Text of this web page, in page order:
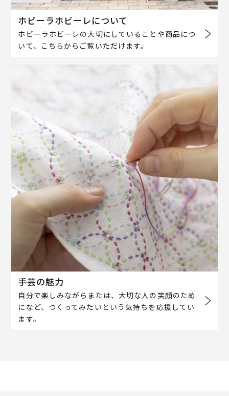
ホビーラホビーレについて
ホビーラホビーレの大切にしていることや商品につ
いて、こちらからご覧いただけます。
手芸の魅力
自分で楽しみながらまたは、大切な人の笑顔のため
になど、つくってみたいという気持ちを応援してい
ます。